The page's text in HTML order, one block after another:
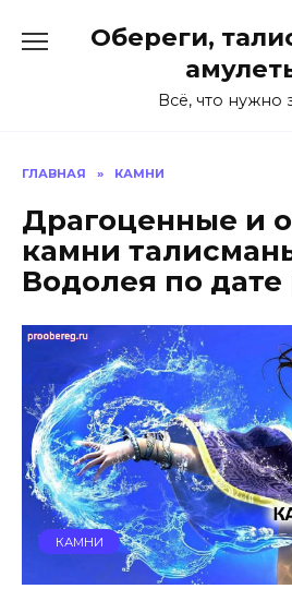
Обереги,
Всё, что нужно
ГЛАВНАЯ » КАМНИ
Драгоценные и
камни
Водолея по
КАМНИ